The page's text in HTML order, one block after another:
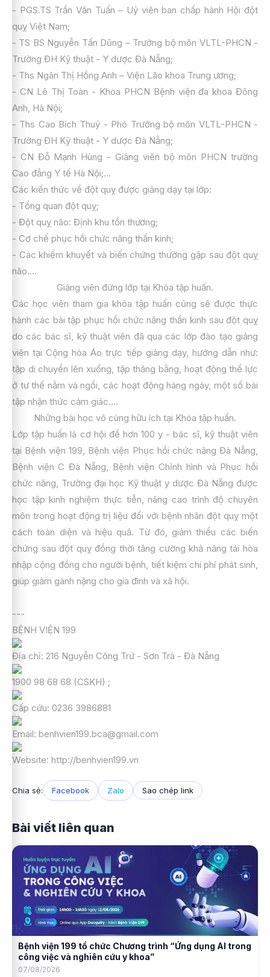
- PGS.TS Trần Văn Tuấn – Uỷ viên ban chấp hành Hội đột
quỵ Việt Nam;
- TS BS Nguyễn Tấn Dũng – Trưởng bộ môn VLTL-PHCN -
Trường ĐH Kỹ thuật - Y dược Đà Nẵng;
- Ths Ngân Thị Hồng Anh – Viện Lão khoa Trung ương;
- CN Lê Thị Toàn - Khoa PHCN Bệnh viện đa khoa Đông
Anh, Hà Nội;
- Ths Cao Bích Thuỷ - Phó Trưởng bộ môn VLTL-PHCN -
Trường ĐH Kỹ thuật - Y dược Đà Nẵng;
- CN Đỗ Mạnh Hùng - Giảng viên bộ môn PHCN trường
Cao đẳng Y tế Hà Nội;...
Các kiến thức về đột quỵ được giảng dạy tại lớp:
- Tổng quan đột quỵ;
- Đột quỵ não: Định khu tổn thương;
- Cơ chế phục hồi chức năng thần kinh;
- Các khiếm khuyết và biến chứng thường gặp sau đột quỵ
não....
Giảng viên đứng lớp tại Khóa tập huấn.
Các học viên tham gia khóa tập huấn cũng sẽ được thực
hành các bài tập phục hồi chức năng thần kinh sau đột quỵ
do các bác sĩ, kỹ thuật viên đã qua các lớp đào tạo giảng
viên tại Cộng hòa Áo trực tiếp giảng dạy, hướng dẫn như:
tập di chuyển lên xuống, tập thăng bằng, hoạt động thể lực
ở tư thế nằm và ngồi, các hoạt động hàng ngày, một số bài
tập nhận thức cảm giác....
Những bài học vô cùng hữu ích tại Khóa tập huấn.
Lớp tập huấn là cơ hội để hơn 100 y - bác sĩ, kỹ thuật viên
tại Bệnh viện 199, Bệnh viện Phục hồi chức năng Đà Nẵng,
Bệnh viện C Đà Nẵng, Bệnh viện Chỉnh hình và Phục hồi
chức năng, Trường đại học Kỹ thuật y dược Đà Nẵng được
học tập kinh nghiệm thực tiễn, nâng cao trình độ chuyên
môn trong hoạt động trị liệu đối với bệnh nhân đột quỵ một
cách toàn diện và hiệu quả. Từ đó, giảm thiểu các biến
chứng sau đột quỵ đồng thời tăng cường khả năng tái hòa
nhập cộng đồng cho người bệnh, tiết kiệm chi phí phát sinh,
giúp giảm gánh nặng cho gia đình và xã hội.
---
BỆNH VIỆN 199
Địa chỉ: 216 Nguyễn Công Trứ - Sơn Trà - Đà Nẵng
1900 98 68 68 (CSKH) ;
Cấp cứu: 0236 3986881
Email: benhvien199.bca@gmail.com
Website: http://benhvien199.vn
Chia sẻ: Facebook Zalo Sao chép link
Bài viết liên quan
Bệnh viện 199 tổ chức Chương trình “Ứng dụng AI trong
công việc và nghiên cứu y khoa”
07/08/2026